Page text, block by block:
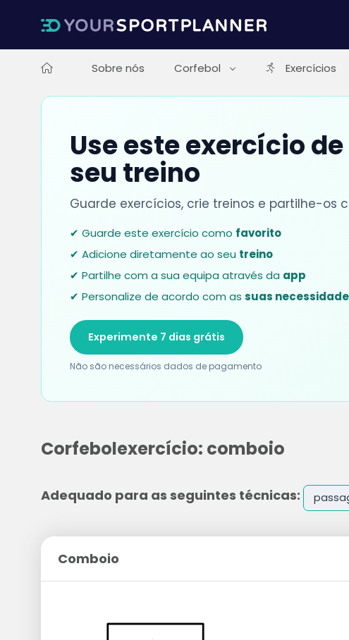
Sobre nós Corfebol Exercícios
Use este exercício
seu treino
Guarde exercícios, crie treinos e partilhe-os
✔ Guarde este exercício como favorito
✔ Adicione diretamente ao seu treino
✔ Partilhe com a sua equipa através da app
✔ Personalize de acordo com as suas
Experimente 7 dias grátis
Não são necessários dados de pagamento
Corfebolexercício: comboio
Adequado para as seguintes técnicas:
Comboio